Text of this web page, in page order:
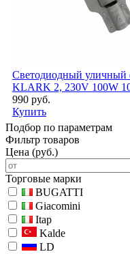
Светодиодный уличный
KLARK 2, 230V 100W
990 руб.
Купить
Подбор по параметрам
Фильтр товаров
Цена (руб.)
Торговые марки
BUGATTI
Giacomini
Itap
Kalde
LD